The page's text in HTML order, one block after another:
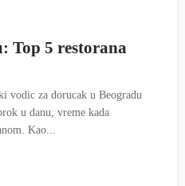
Top 5 restorana
vodic za dorucak u Beogradu
u danu, vreme kada
Kao...